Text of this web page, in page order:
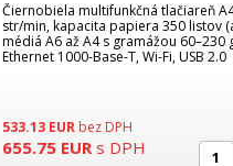
Čiernobiela multifunkčná tlačiareň
str/min, kapacita papiera 350 listov
médiá A6 až A4 s gramážou 60–230
Ethernet 1000-Base-T, Wi-Fi, USB 2.0
533.13 EUR bez DPH
655.75 EUR s DPH